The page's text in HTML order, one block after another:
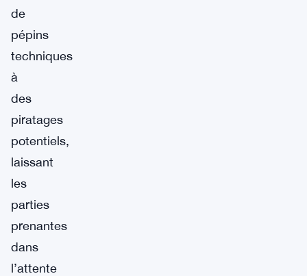
de
pépins
techniques
à
des
piratages
potentiels,
laissant
les
parties
prenantes
dans
l’attente